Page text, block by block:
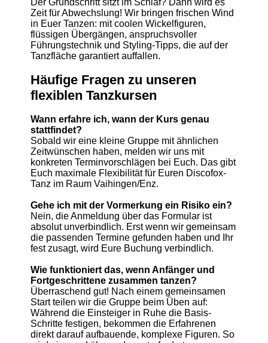
Der Grundschritt sitzt im Schlaf? Dann wird es
Zeit für Abwechslung! Wir bringen frischen Wind
in Euer Tanzen: mit coolen Wickelfiguren,
flüssigen Übergängen, anspruchsvoller
Führungstechnik und Styling-Tipps, die auf der
Tanzfläche garantiert auffallen.
Häufige Fragen zu unseren
flexiblen Tanzkursen
Wann erfahre ich, wann der Kurs genau
stattfindet?
Sobald wir eine kleine Gruppe mit ähnlichen
Zeitwünschen haben, melden wir uns mit
konkreten Terminvorschlägen bei Euch. Das gibt
Euch maximale Flexibilität für Euren Discofox-
Tanz im Raum Vaihingen/Enz.
Gehe ich mit der Vormerkung ein Risiko ein?
Nein, die Anmeldung über das Formular ist
absolut unverbindlich. Erst wenn wir gemeinsam
die passenden Termine gefunden haben und Ihr
fest zusagt, wird Eure Buchung verbindlich.
Wie funktioniert das, wenn Anfänger und
Fortgeschrittene zusammen tanzen?
Überraschend gut! Nach einem gemeinsamen
Start teilen wir die Gruppe beim Üben auf:
Während die Einsteiger in Ruhe die Basis-
Schritte festigen, bekommen die Erfahrenen
direkt darauf aufbauende, komplexe Figuren. So